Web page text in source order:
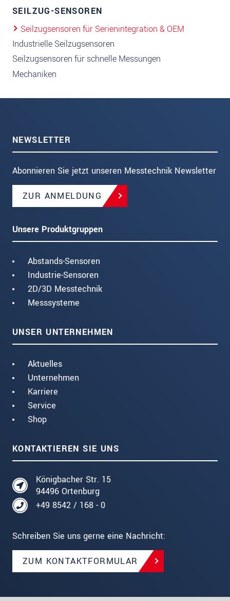
SEILZUG-SENSOREN
Seilzugsensoren für Serienintegration & OEM
Industrielle Seilzugsensoren
Seilzugsensoren für schnelle Messungen
Mechaniken
NEWSLETTER
Abonnieren Sie jetzt unseren Messtechnik Newsletter
ZUR ANMELDUNG
Unsere Produktgruppen
Abstands-Sensoren
Industrie-Sensoren
2D/3D Messtechnik
Messsysteme
UNSER UNTERNEHMEN
Aktuelles
Unternehmen
Karriere
Service
Shop
KONTAKTIEREN SIE UNS
Königbacher Str. 15
94496 Ortenburg
+49 8542 / 168 - 0
Schreiben Sie uns gerne eine Nachricht:
ZUM KONTAKTFORMULAR